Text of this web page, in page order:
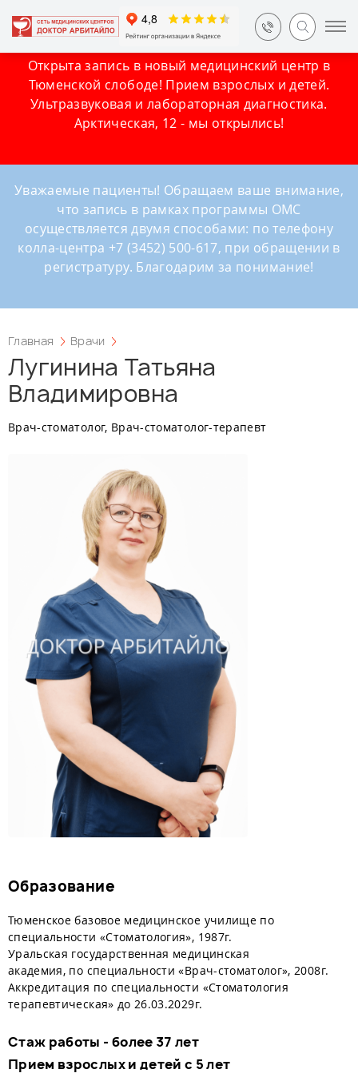
Открыта запись в новый медицинский центр в
Тюменской слободе! Прием взрослых и детей.
Ультразвуковая и лабораторная диагностика.
Арктическая, 12 - мы открылись!
Уважаемые пациенты! Обращаем ваше внимание,
что запись в рамках программы ОМС
осуществляется двумя способами: по телефону
колла-центра +7 (3452) 500-617, при обращении в
регистратуру. Благодарим за понимание!
Главная Врачи
Лугинина Татьяна
Владимировна
Врач-стоматолог, Врач-стоматолог-терапевт
Образование
Тюменское базовое медицинское училище по
специальности «Стоматология», 1987г.
Уральская государственная медицинская
академия, по специальности «Врач-стоматолог», 2008г.
Аккредитация по специальности «Стоматология
терапевтическая» до 26.03.2029г.
Стаж работы - более 37 лет
Прием взрослых и детей с 5 лет